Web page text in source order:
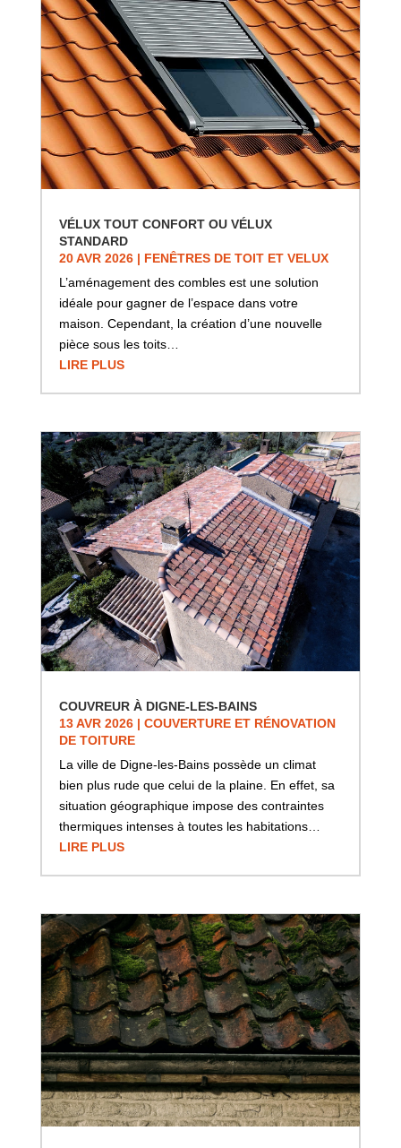
VÉLUX TOUT CONFORT OU VÉLUX
STANDARD
20 AVR 2026| FENÊTRES DE TOIT ET VELUX
L’aménagement des combles est une solution
idéale pour gagner de l’espace dans votre
maison. Cependant, la création d’une nouvelle
pièce sous les toits…
LIRE PLUS
COUVREUR À DIGNE-LES-BAINS
13 AVR 2026| COUVERTURE ET RÉNOVATION
DE TOITURE
La ville de Digne-les-Bains possède un climat
bien plus rude que celui de la plaine. En effet, sa
situation géographique impose des contraintes
thermiques intenses à toutes les habitations…
LIRE PLUS